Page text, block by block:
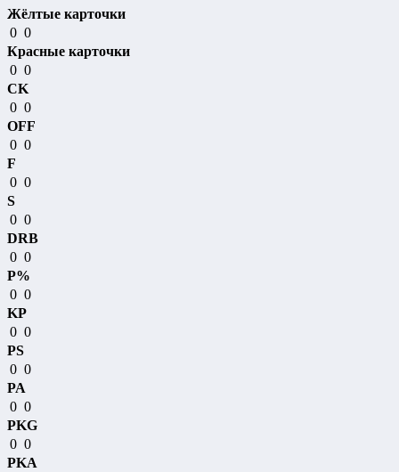
Жёлтые карточки
0 0
Красные карточки
0 0
CK
0 0
OFF
0 0
F
0 0
S
0 0
DRB
0 0
P%
0 0
KP
0 0
PS
0 0
PA
0 0
PKG
0 0
PKA